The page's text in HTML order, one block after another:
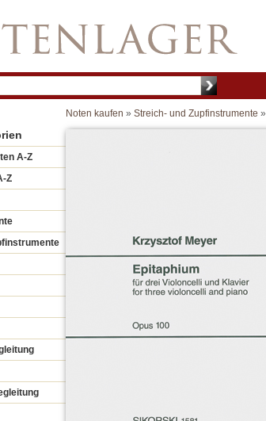
A-Z
Z
Noten kaufen » Streich- und Zupfinstrumente »